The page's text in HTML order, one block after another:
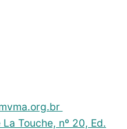
Touche, nº 20, Ed.